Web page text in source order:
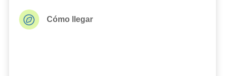
Cómo llegar